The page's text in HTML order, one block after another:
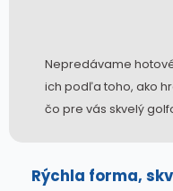
Nepredávame
ich podľa toho, ako
čo pre vás skvelý
Rýchla forma,